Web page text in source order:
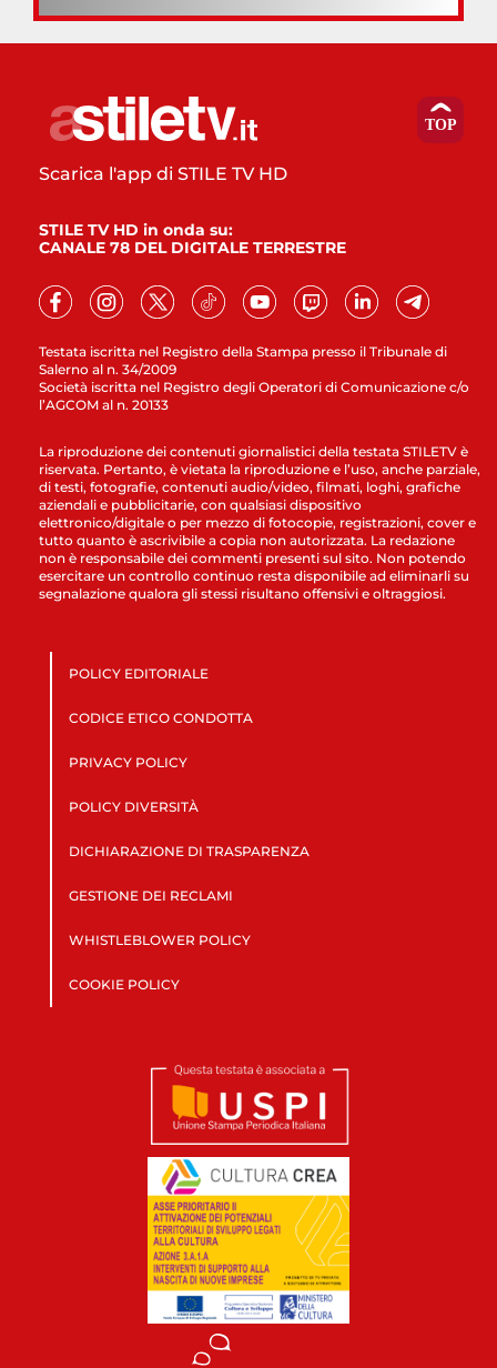
Testata iscritta nel Registro della Stampa presso il Tribunale di
Salerno al n. 34/2009
Società iscritta nel Registro degli Operatori di Comunicazione c/o
l’AGCOM al n. 20133
Scarica l'app di STILE TV HD
STILE TV HD in onda su:
CANALE 78 DEL DIGITALE TERRESTRE
La riproduzione dei contenuti giornalistici della testata STILETV è
riservata. Pertanto, è vietata la riproduzione e l’uso, anche parziale,
di testi, fotografie, contenuti audio/video, filmati, loghi, grafiche
aziendali e pubblicitarie, con qualsiasi dispositivo
elettronico/digitale o per mezzo di fotocopie, registrazioni, cover e
tutto quanto è ascrivibile a copia non autorizzata. La redazione
non è responsabile dei commenti presenti sul sito. Non potendo
esercitare un controllo continuo resta disponibile ad eliminarli su
segnalazione qualora gli stessi risultano offensivi e oltraggiosi.
POLICY EDITORIALE
CODICE ETICO CONDOTTA
PRIVACY POLICY
POLICY DIVERSITÀ
DICHIARAZIONE DI TRASPARENZA
GESTIONE DEI RECLAMI
WHISTLEBLOWER POLICY
COOKIE POLICY